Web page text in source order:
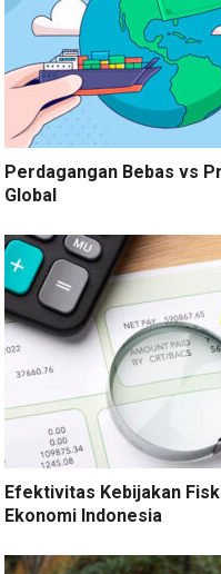
Perdagangan Bebas vs
Global
Efektivitas Kebijakan
Ekonomi Indonesia